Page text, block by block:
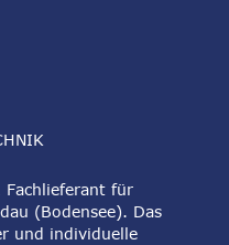
Fachlieferant für
(Bodensee). Das
und individuelle